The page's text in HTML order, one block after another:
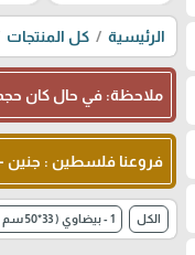
الرئيسية كل المنتجات
ملاحظة: في حال كان حجم
فروعنا فلسطين : جنين -
الكل 1 - بيضاوي ( 33*50 سم )